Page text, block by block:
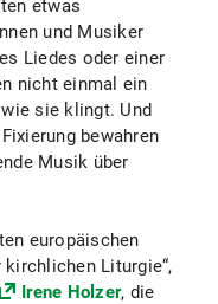
etwas
und Musiker
Liedes oder einer
nicht einmal ein
sie klingt. Und
bewahren
Musik über
europäischen
Liturgie“,
Irene Holzer, die